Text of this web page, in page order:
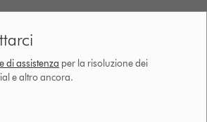
di assistenza per la risoluzione dei
e altro ancora.